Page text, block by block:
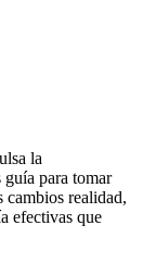
la
guía para tomar
cambios realidad,
efectivas que